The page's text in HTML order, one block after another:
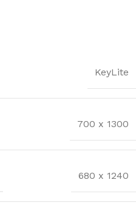
KeyLite
700 x 1300
680 x 1240